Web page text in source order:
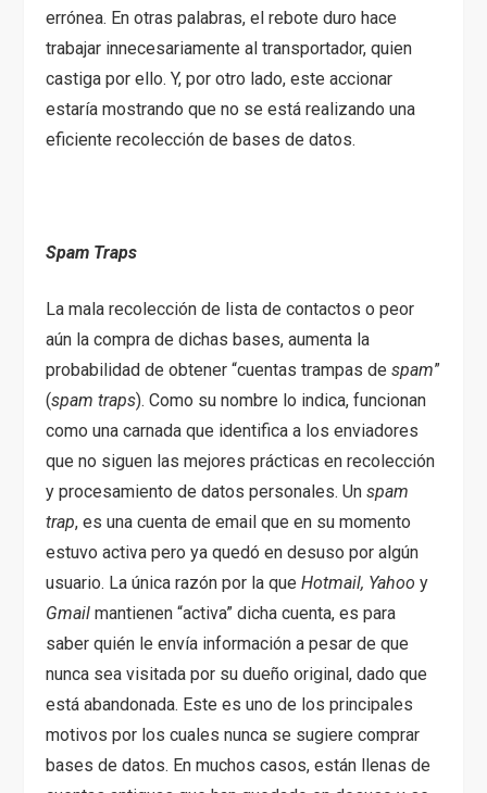
errónea. En otras palabras, el rebote duro hace
trabajar innecesariamente al transportador, quien
castiga por ello. Y, por otro lado, este accionar
estaría mostrando que no se está realizando una
eficiente recolección de bases de datos.
Spam Traps
La mala recolección de lista de contactos o peor
aún la compra de dichas bases, aumenta la
probabilidad de obtener “cuentas trampas despam”
(spam traps). Como su nombre lo indica, funcionan
como una carnada que identifica a los enviadores
que no siguen las mejores prácticas en recolección
y procesamiento de datos personales. Unspam
trap, es una cuenta de email que en su momento
estuvo activa pero ya quedó en desuso por algún
usuario. La única razón por la queHotmail, Yahoo y
Gmail mantienen “activa” dicha cuenta, es para
saber quién le envía información a pesar de que
nunca sea visitada por su dueño original, dado que
está abandonada. Este es uno de los principales
motivos por los cuales nunca se sugiere comprar
bases de datos. En muchos casos, están llenas de